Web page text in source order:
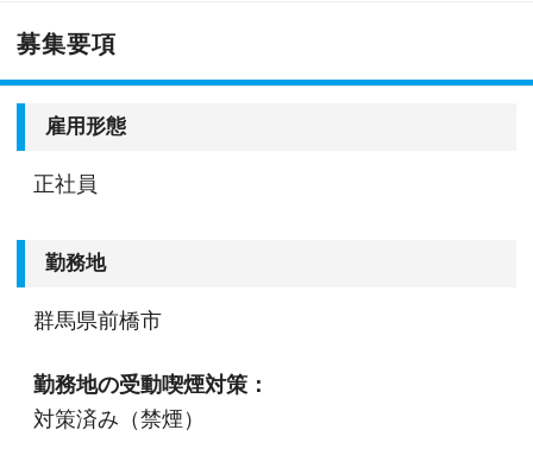
募集要項
雇用形態
正社員
勤務地
群馬県前橋市
勤務地の受動喫煙対策：
対策済み（禁煙）